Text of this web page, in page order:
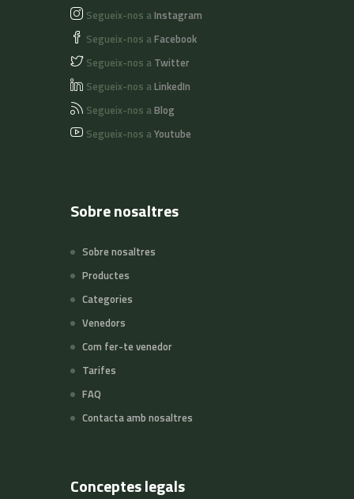
Segueix-nos aInstagram
Segueix-nos aFacebook
Segueix-nos a Twitter
Segueix-nos aLinkedIn
Segueix-nos aBlog
Segueix-nos aYoutube
Sobre nosaltres
Sobre nosaltres
Productes
Categories
Venedors
Com fer-te venedor
Tarifes
FAQ
Contacta amb nosaltres
Conceptes legals